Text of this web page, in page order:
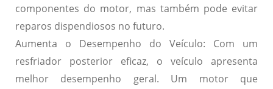
componentes do motor, mas também pode evitar
reparos dispendiosos no futuro.
Aumenta o Desempenho do Veículo: Com um
resfriador posterior eficaz, o veículo apresenta
melhor desempenho geral. Um motor que